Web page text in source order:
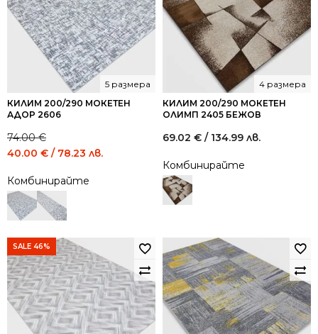
КИЛИМ 200/290 МОКЕТЕН
АДОР 2606
5 размера
74.00€
Original
was:
74.00 €
/
лв..
40.00 € / 78.23 лв.
Комбинирайте
КИЛИМ 200/290 МОКЕТЕН
ОЛИМП 2405 БЕЖОВ
4 размера
69.02 € / 134.99 лв.
Комбинирайте
SALE 46%